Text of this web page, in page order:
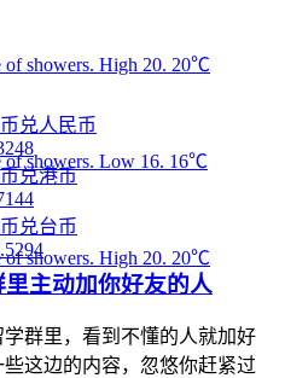
20℃
16℃
20℃
兑人民币
兑港币
兑台币
主动加你好友的人
群里，看到不懂的人就加好
这边的内容，忽悠你赶紧过